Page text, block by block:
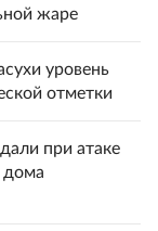
жаре
уровень
отметки
при атаке
дома